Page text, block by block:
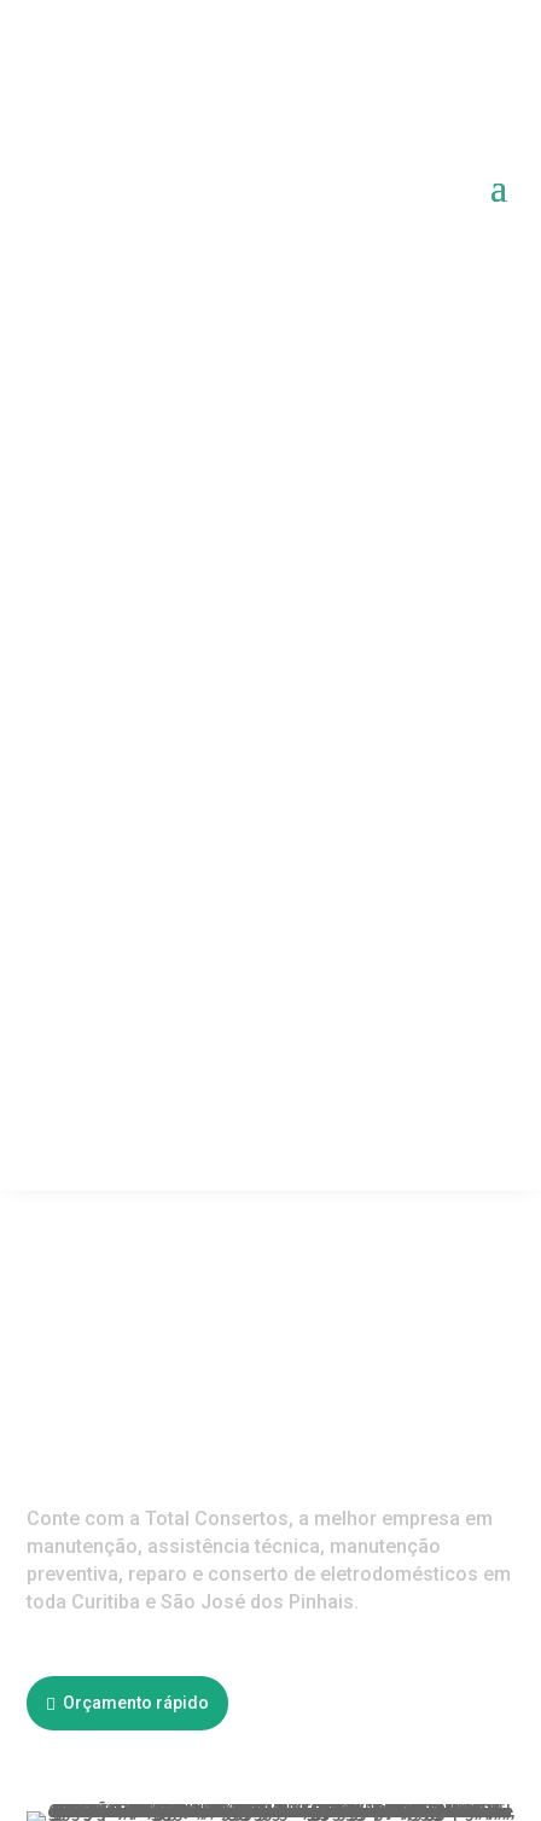
Conte com a Total Consertos, a melhor empresa em
manutenção, assistência técnica, manutenção
preventiva, reparo e conserto de eletrodomésticos em
toda Curitiba e São José dos Pinhais.
Orçamento rápido